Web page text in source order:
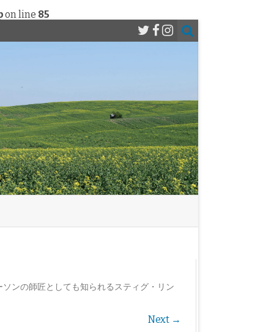
on line 85
ンの師匠としても知られるスティグ・リン
Next →